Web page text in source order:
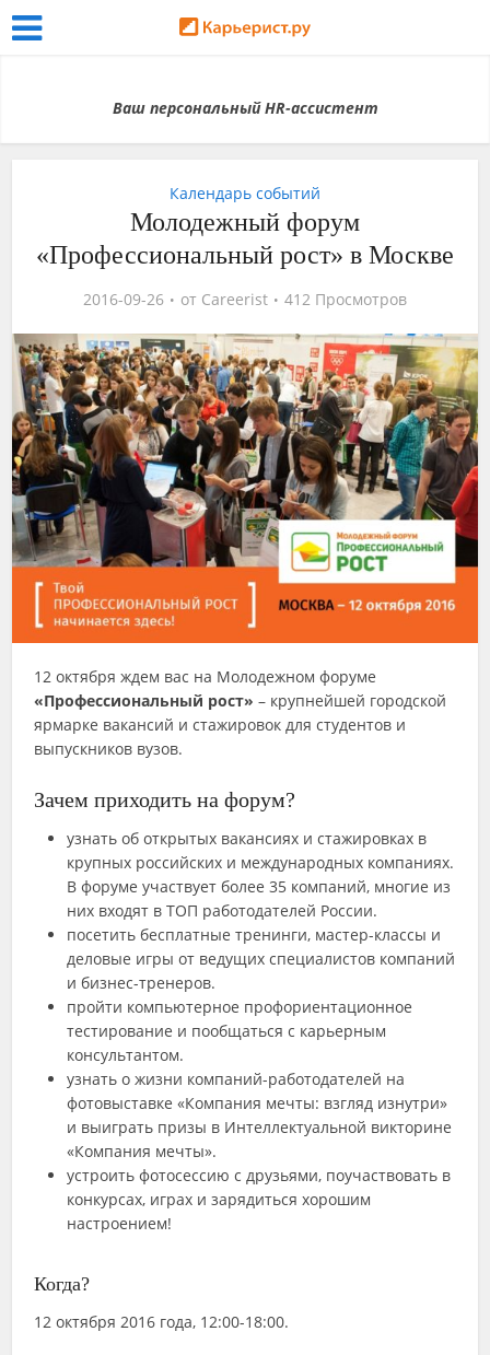
Ваш персональный HR-ассистент
Календарь событий
Молодежный форум
«Профессиональный рост» в Москве
2016-09-26 от Careerist 412 Просмотров
12 октября ждем вас на Молодежном форуме
«Профессиональный рост» – крупнейшей городской
ярмарке вакансий и стажировок для студентов и
выпускников вузов.
Зачем приходить на форум?
узнать об открытых вакансиях и стажировках в
крупных российских и международных компаниях.
В форуме участвует более 35 компаний, многие из
них входят в ТОП работодателей России.
посетить бесплатные тренинги, мастер-классы и
деловые игры от ведущих специалистов компаний
и бизнес-тренеров.
пройти компьютерное профориентационное
тестирование и пообщаться с карьерным
консультантом.
узнать о жизни компаний-работодателей на
фотовыставке «Компания мечты: взгляд изнутри»
и выиграть призы в Интеллектуальной викторине
«Компания мечты».
устроить фотосессию с друзьями, поучаствовать в
конкурсах, играх и зарядиться хорошим
настроением!
Когда?
12 октября 2016 года, 12:00-18:00.